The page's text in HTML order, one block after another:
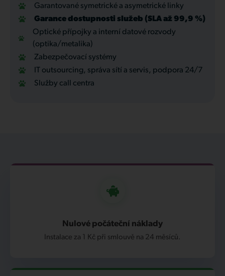
Garantované symetrické a asymetrické linky
Garance dostupnosti služeb (SLA až 99,9 %)
Optické přípojky a interní datové rozvody
(optika/metalika)
Zabezpečovací systémy
IT outsourcing, správa sítí a servis, podpora 24/7
Služby call centra
Nulové počáteční náklady
Instalace za 1 Kč při smlouvě na 24 měsíců.